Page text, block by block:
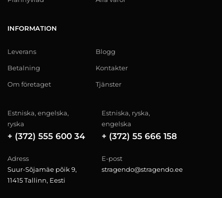
INFORMATION
Leverans
Betalning
Om företaget
Blogg
Kontakter
Tjänster
Estniska, engelska,
ryska
+ (372) 555 600 34
Estniska, ryska,
engelska
+ (372) 55 666 158
Adress
Suur-Sõjamäe põik 9,
11415 Tallinn, Eesti
E-post
stragendo@stragendo.ee